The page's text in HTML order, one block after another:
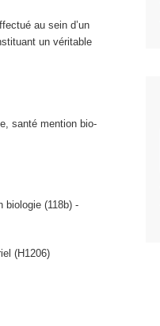
au sein d’un
un véritable
santé mention bio-
biologie (118b) -
(H1206)